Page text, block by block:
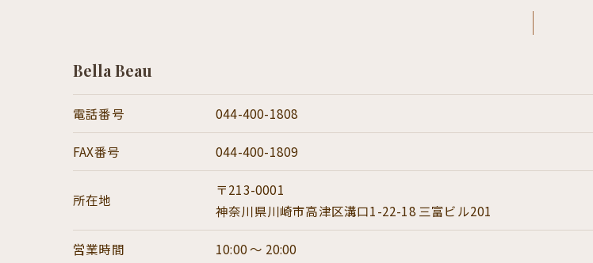
Bella Beau
電話番号 044-400-1808
FAX番号 044-400-1809
所在地
〒213-0001
神奈川県川崎市高津区溝口1-22-18 三富ビル201
営業時間 10:00 ～ 20:00